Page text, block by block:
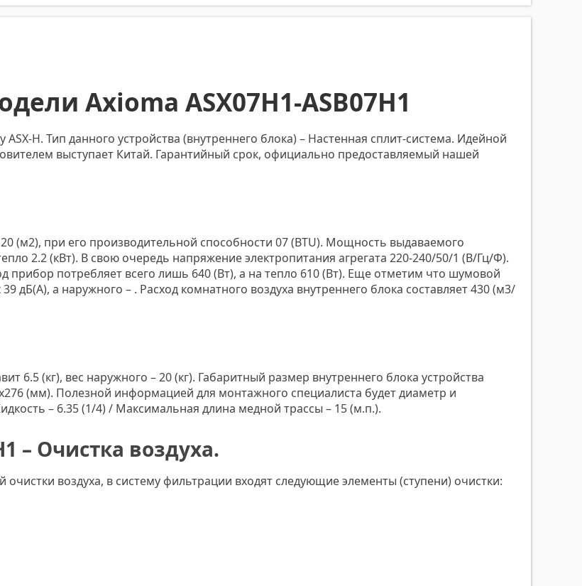
Axioma ASX07H1-ASB07H1
H. Тип данного устройства (внутреннего блока) – Настенная сплит-система. Идейной
выступает Китай. Гарантийный срок, официально предоставляемый нашей
(м2), при его производительной способности 07 (BTU). Мощность выдаваемого
2.2 (кВт). В свою очередь напряжение электропитания агрегата 220-240/50/1 (В/Гц/Ф).
прибор потребляет всего лишь 640 (Вт), а на тепло 610 (Вт). Еще отметим что шумовой
дБ(А), а наружного – . Расход комнатного воздуха внутреннего блока составляет 430 (м3/
6.5 (кг), вес наружного – 20 (кг). Габаритный размер внутреннего блока устройства
(мм). Полезной информацией для монтажного специалиста будет диаметр и
– 6.35 (1/4) / Максимальная длина медной трассы – 15 (м.п.).
– Очистка воздуха.
воздуха, в систему фильтрации входят следующие элементы (ступени) очистки: